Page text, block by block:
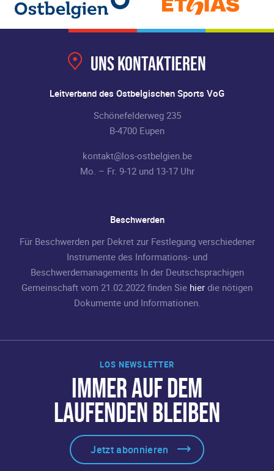
LOS NEWSLETTER
IMMER AUF DEM
LAUFENDEN BLEIBEN
Jetzt abonnieren
Uns kontaktieren
Leitverband des Ostbelgischen Sports VoG
Schönefelderweg 235
B-4700 Eupen
kontakt@los-ostbelgien.be
Mo. – Fr. 9-12 und 13-17 Uhr
Beschwerden
Für Beschwerden per Dekret zur Festlegung verschiedener
Instrumente des Informations- und
Beschwerdemanagements In der Deutschsprachigen
Gemeinschaft vom 21.02.2022 finden Sie hier die nötigen
Dokumente und Informationen.